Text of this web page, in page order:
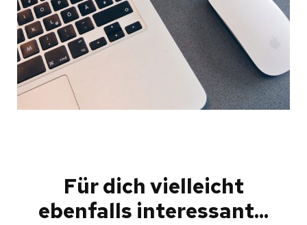
Für dich vielleicht
ebenfalls interessant...